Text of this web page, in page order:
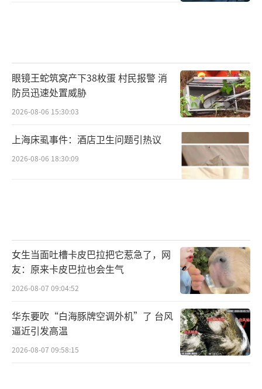
眼镜王蛇筑窝产下38枚蛋 村民报警 消
防员迅速处置威胁
2026-08-06 15:30:03
上海床虱事件：酒店卫生问题引热议
2026-08-06 18:30:09
女生当面吐槽卡皮巴拉把它惹急了，网
友：原来卡皮巴拉也会生气
2026-08-07 09:04:52
华东要吹“白海豚牌空调外机”了 台风
逼近引发高温
2026-08-07 09:58:15